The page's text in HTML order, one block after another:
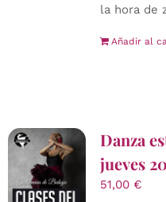
la hora de
Añadir al
Danza
jueves
51,00 €